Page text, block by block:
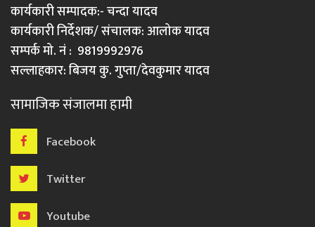
कार्यकारी सम्पादक:- चन्दा यादव
कार्यकारी निर्देशक/ संचालक: आलोक यादव
सम्पर्क मो. नं : 9819992976
सल्लाहकार: बिजय कु. गुप्ता/देवकुमार यादव
सामाजिक संजालमा हामी
Facebook
Twitter
Youtube